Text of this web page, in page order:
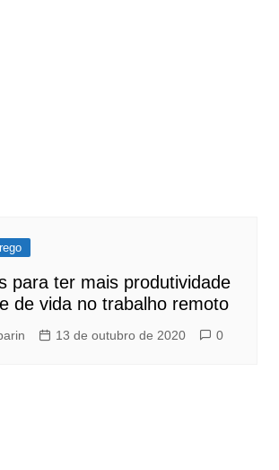
para ter mais produtividade
de vida no trabalho remoto
13 de outubro de 2020 0